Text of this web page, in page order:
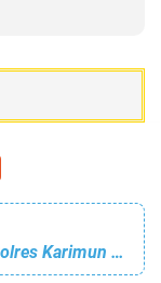
Berbagi Takjil dan Masker ke Warga, Polres Karimun Imbau Masyarakat Vaksinasi